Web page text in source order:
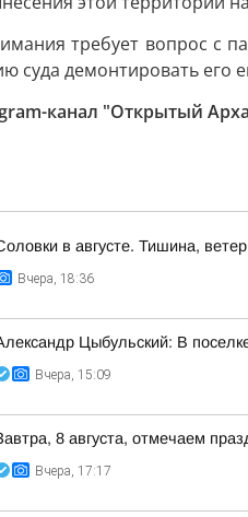
требует вопрос с
суда демонтировать его
канал "Открытый
в августе. Тишина,
Вчера, 18:36
Цыбульский: В
Вчера, 15:09
8 августа, отмечаем
Вчера, 17:17